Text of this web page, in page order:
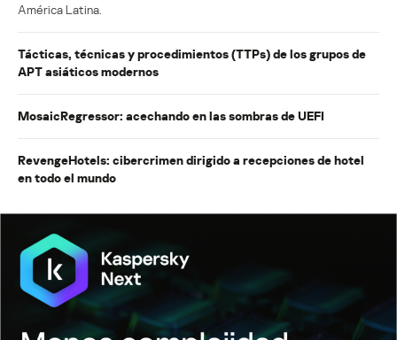
América Latina.
Tácticas, técnicas y procedimientos (TTPs) de los grupos de
APT asiáticos modernos
MosaicRegressor: acechando en las sombras de UEFI
RevengeHotels: cibercrimen dirigido a recepciones de hotel
en todo el mundo